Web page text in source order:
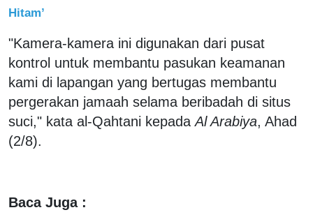
Hitam’
"Kamera-kamera ini digunakan dari pusat
kontrol untuk membantu pasukan keamanan
kami di lapangan yang bertugas membantu
pergerakan jamaah selama beribadah di situs
suci," kata al-Qahtani kepadaAl Arabiya, Ahad
(2/8).
Baca Juga :